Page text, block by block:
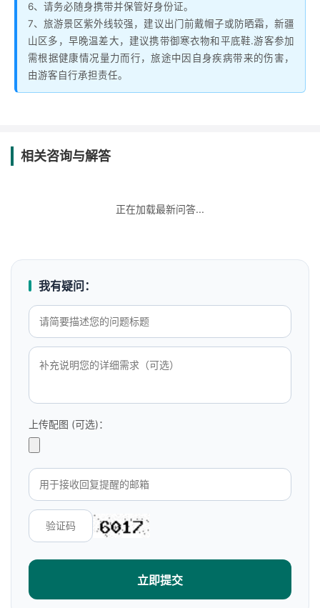
6、请务必随身携带并保管好身份证。
7、旅游景区紫外线较强，建议出门前戴帽子或防晒霜，新疆
山区多，早晚温差大，建议携带御寒衣物和平底鞋.游客参加
需根据健康情况量力而行，旅途中因自身疾病带来的伤害，
由游客自行承担责任。
相关咨询与解答
正在加载最新问答...
我有疑问：
上传配图 (可选)：
立即提交